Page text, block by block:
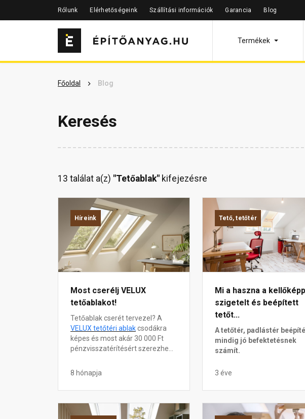
Rólunk Elérhetőségeink Szállítási információk Garancia Blog
Termékek
Főoldal Blog
Keresés
13 találat a(z) "Tetőablak" kifejezésre
Híreink
Most cserélj VELUX
tetőablakot!
Tetőablak cserét tervezel? A
VELUX tetőtéri ablakcsodákra
képes és most akár 30 000 Ft
pénzvisszatérítésért szerezhe...
8 hónapja
Tető, tetőtér
Mi a haszna a
szigetelt és beépített
tetőt...
A tetőtér, padlástér
mindig jó befektetésnek
számít.
3 éve